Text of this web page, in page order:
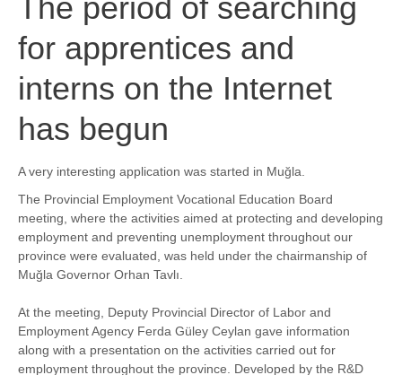
The period of searching
for apprentices and
interns on the Internet
has begun
A very interesting application was started in Muğla.
The Provincial Employment Vocational Education Board
meeting, where the activities aimed at protecting and developing
employment and preventing unemployment throughout our
province were evaluated, was held under the chairmanship of
Muğla Governor Orhan Tavlı.
At the meeting, Deputy Provincial Director of Labor and
Employment Agency Ferda Güley Ceylan gave information
along with a presentation on the activities carried out for
employment throughout the province. Developed by the R&D